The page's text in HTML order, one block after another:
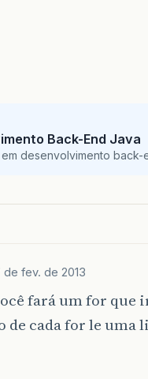
Back-End Java
desenvolvimento
de fev. de 2013
fará um for que
de cada for le uma